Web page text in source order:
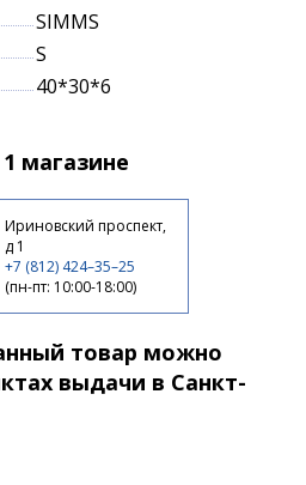
SIMMS
S
40*30*6
магазине
Ириновский проспект,
д 1
+7 (812) 424–35–25
(пн-пт: 10:00-18:00)
товар можно
выдачи в Санкт-